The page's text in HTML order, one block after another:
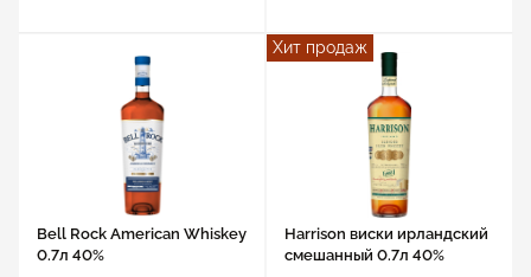
Bell Rock American Whiskey
0.7л 40%
Хит продаж
Harrison виски ирландский
смешанный 0.7л 40%